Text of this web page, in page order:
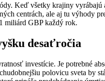
Keď všetky krajiny
centrách, ale aj tu výhody
miliárd GBP každý rok.
desaťročia
investície. Je potrebné
polovicu sveta